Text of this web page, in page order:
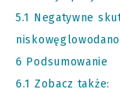
5.1 Negatywne
6 Podsumowanie
6.1 Zobacz także: